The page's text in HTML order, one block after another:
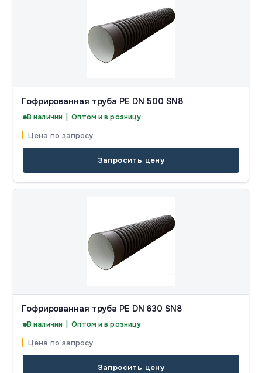
Гофрированная труба PE DN 500 SN8
В наличии | Оптом и в розницу
Цена по запросу
Запросить цену
Гофрированная труба PE DN 630 SN8
В наличии | Оптом и в розницу
Цена по запросу
Запросить цену